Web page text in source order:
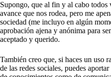
Supongo, que al fin y al cabo todos
avance que nos rodea, pero me
sociedad (me incluyo en algún
aprobación ajena y anónima para
aceptado y querido.
También creo que, si haces un uso
de las redes sociales, puedes